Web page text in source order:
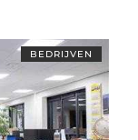
BEDRIJVEN